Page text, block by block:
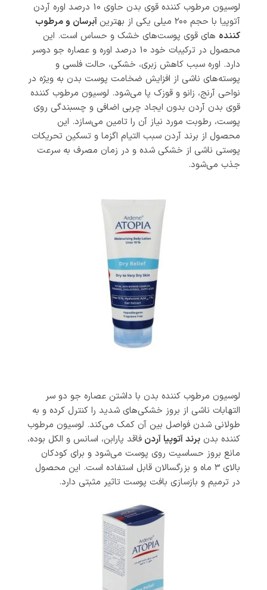
لوسیون مرطوب کننده قوی بدن حاوی 10 درصد اوره آردن
آتوپیا با حجم ۲۰۰ میلی یکی از بهترین
آبرسان و مرطوب
کننده های قوی پوست‌های خشک و حساس است. این
محصول در ترکیبات خود 10 درصد اوره و عصاره جو دوسر
دارد. اوره سبب کاهش زبری، خشکی، حالت فلسی و
پوسته‌های ناشی از افزایش ضخامت پوست بدن به ویژه در
نواحی آرنج، زانو و قوزک پا می‌شود. لوسیون مرطوب کننده
قوی بدن آردن بدون ایجاد چربی اضافی و چسبندگی روی
پوست، رطوبت مورد نیاز آن را تامین می‌سازد. این
محصول از برند آردن سبب التیام اگزما و تسکین تحریکات
پوستی ناشی از خشکی شده و در زمان مصرف به سرعت
جذب می‌شود.
لوسیون مرطوب کننده بدن با داشتن عصاره جو دو سر
التهابات ناشی از بروز خشکی‌های شدید را کنترل کرده و به
طولانی شدن فواصل بین آن کمک می‌کند. لوسیون مرطوب
کننده بدن برند آتوپیا آردن فاقد پارابن، اسانس و الکل بوده،
مانع بروز حساسیت روی پوست می‌شود و برای کودکان
بالای ۳ ماه و بزرگسالان قابل استفاده است. این محصول
در ترمیم و بازسازی بافت پوست تاثیر مثبتی دارد.